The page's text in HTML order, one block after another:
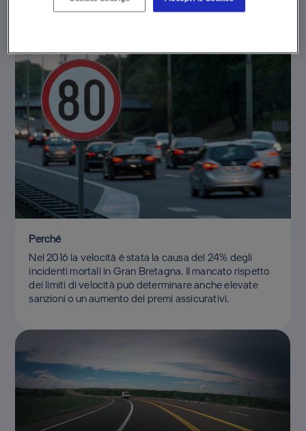
Perché
Nel 2016 la velocità è stata la causa del 24% degli
incidenti mortali in Gran Bretagna. Il mancato rispetto
dei limiti di velocità può determinare anche elevate
sanzioni o un aumento dei premi assicurativi.